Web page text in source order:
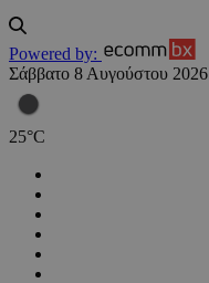
Powered by:
Σάββατο 8 Αυγούστου 2026
25°C